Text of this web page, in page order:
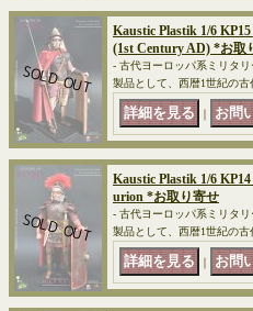
Kaustic Plastik 1/6
(1st Century AD) *お取
- 古代ヨーロッパ系ミリタ
製品として、西暦1世紀の
｜
Kaustic Plastik 1/6
urion *お取り寄せ
- 古代ヨーロッパ系ミリタ
製品として、西暦1世紀の
｜